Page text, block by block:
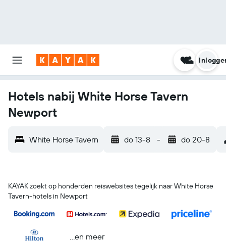
Hotels nabij White Horse Tavern
Newport
White Horse Tavern do 13-8 - do 20-8
KAYAK zoekt op honderden reiswebsites tegelijk naar White Horse
Tavern-hotels in Newport
...en meer